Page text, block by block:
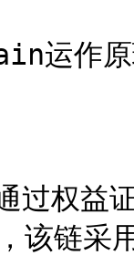
运作
权益
该链采